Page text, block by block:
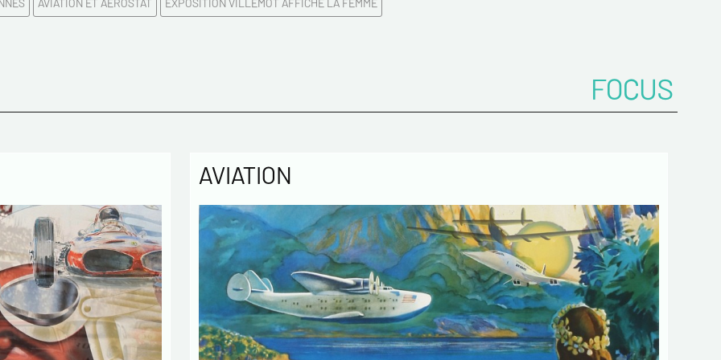
Politique de confidentialité :
Les informations recueillies sur ce formulaire sont
enregistrées dans un fichier informatisé par ESTAMPE
FOCUS
AVIATION